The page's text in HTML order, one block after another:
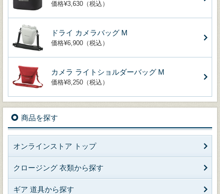
価格¥3,630（税込）
ドライ カメラバッグ M
価格¥6,900（税込）
カメラ ライトショルダーバッグ M
価格¥8,250（税込）
商品を探す
オンラインストア トップ
クロージング 衣類から探す
ギア 道具から探す